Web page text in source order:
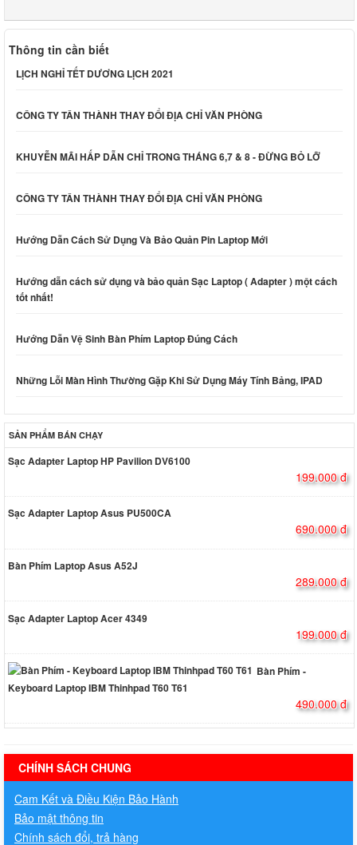
Thông tin cần biết
LỊCH NGHỈ TẾT DƯƠNG LỊCH 2021
CÔNG TY TÂN THÀNH THAY ĐỔI ĐỊA CHỈ VĂN PHÒNG
KHUYỄN MÃI HẤP DẪN CHỈ TRONG THÁNG 6,7 & 8 - ĐỪNG BỎ LỠ
CÔNG TY TÂN THÀNH THAY ĐỔI ĐỊA CHỈ VĂN PHÒNG
Hướng Dẫn Cách Sử Dụng Và Bảo Quản Pin Laptop Mới
Hướng dẫn cách sử dụng và bảo quản Sạc Laptop ( Adapter ) một cách
tốt nhất!
Hướng Dẫn Vệ Sinh Bàn Phím Laptop Đúng Cách
Những Lỗi Màn Hình Thường Gặp Khi Sử Dụng Máy Tính Bảng, IPAD
SẢN PHẨM BÁN CHẠY
Sạc Adapter Laptop HP Pavilion DV6100
199.000 đ
Sạc Adapter Laptop Asus PU500CA
690.000 đ
Bàn Phím Laptop Asus A52J
289.000 đ
Sạc Adapter Laptop Acer 4349
199.000 đ
Bàn Phím -
Keyboard Laptop IBM Thinhpad T60 T61
490.000 đ
hermes handbags outlet online
CHÍNH SÁCH CHUNG
Cam Kết và Điều Kiện Bảo Hành
Bảo mật thông tin
Chính sách đổi, trả hàng